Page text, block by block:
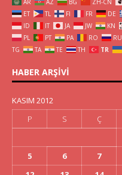
AR AZ BG ZH-CN
ET
TL FI FR DE
ID
IT JA JW KN
PL
PT PA RO RU
TG
TA TE TH TR
HABER ARŞIVI
KASIM 2012
P
S Ç
5
6 7